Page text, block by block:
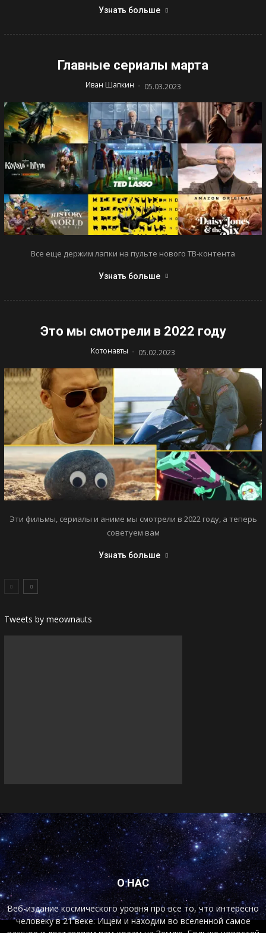
Узнать больше
Главные сериалы марта
Иван Шапкин - 05.03.2023
Все еще держим лапки на пульте нового ТВ-контента
Узнать больше
Это мы смотрели в 2022 году
Котонавты - 05.02.2023
Эти фильмы, сериалы и аниме мы смотрели в 2022 году, а теперь
советуем вам
Узнать больше
Tweets by meownauts
О НАС
Веб-издание космического уровня про все то, что интересно
человеку в 21 веке. Ищем и находим во вселенной самое